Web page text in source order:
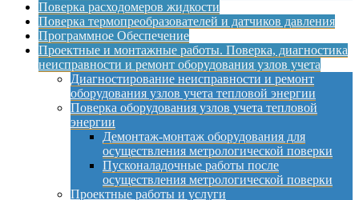
Поверка расходомеров жидкости
Поверка термопреобразователей и датчиков давления
Программное Обеспечение
Проектные и монтажные работы. Поверка, диагностика
неисправности и ремонт оборудования узлов учета
Диагностирование неисправности и ремонт
оборудования узлов учета тепловой энергии
Поверка оборудования узлов учета тепловой
энергии
Демонтаж-монтаж оборудования для
осуществления метрологической поверки
Пусконаладочные работы после
осуществления метрологической поверки
Проектные работы и услуги